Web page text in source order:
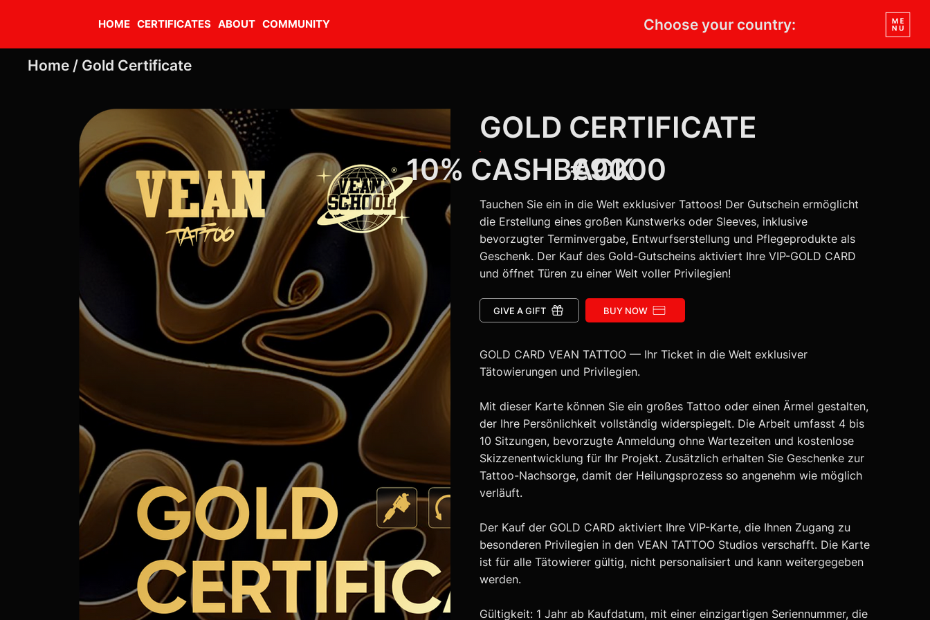
HOME CERTIFICATES ABOUT COMMUNITY Choose your country:
Home / Gold Certificate
GOLD CERTIFICATE
10% CASHBACK
€9000
Tauchen Sie ein in die Welt exklusiver Tattoos! Der Gutschein ermöglicht
die Erstellung eines großen Kunstwerks oder Sleeves, inklusive
bevorzugter Terminvergabe, Entwurfserstellung und Pflegeprodukte als
Geschenk. Der Kauf des Gold-Gutscheins aktiviert Ihre VIP-GOLD CARD
und öffnet Türen zu einer Welt voller Privilegien!
GIVE A GIFT BUY NOW
GOLD CARD VEAN TATTOO — Ihr Ticket in die Welt exklusiver
Tätowierungen und Privilegien.
Mit dieser Karte können Sie ein großes Tattoo oder einen Ärmel gestalten,
der Ihre Persönlichkeit vollständig widerspiegelt. Die Arbeit umfasst 4 bis
10 Sitzungen, bevorzugte Anmeldung ohne Wartezeiten und kostenlose
Skizzenentwicklung für Ihr Projekt. Zusätzlich erhalten Sie Geschenke zur
Tattoo-Nachsorge, damit der Heilungsprozess so angenehm wie möglich
verläuft.
Der Kauf der GOLD CARD aktiviert Ihre VIP-Karte, die Ihnen Zugang zu
besonderen Privilegien in den VEAN TATTOO Studios verschafft. Die Karte
ist für alle Tätowierer gültig, nicht personalisiert und kann weitergegeben
werden.
Gültigkeit: 1 Jahr ab Kaufdatum, mit einer einzigartigen Seriennummer, die